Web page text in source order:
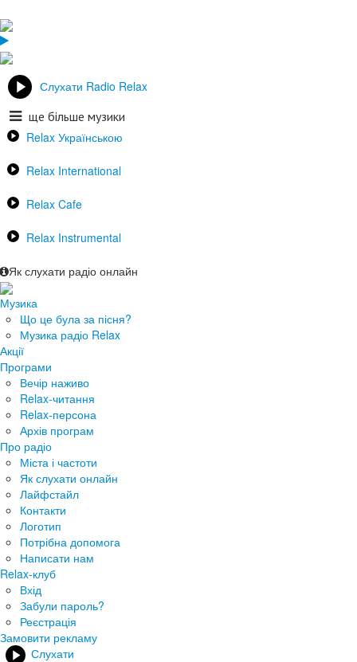
Слухати Radio Relax
ще більше музики
Relax Українською
Relax International
Relax Cafe
Relax Instrumental
Як слухати радіо онлайн
Музика
Що це була за пісня?
Музика радіо Relax
Акції
Програми
Вечір наживо
Relax-читання
Relax-персона
Архів програм
Про радіо
Міста і частоти
Як слухати онлайн
Лайфстайл
Контакти
Логотип
Потрібна допомога
Написати нам
Relax-клуб
Вхід
Забули пароль?
Реєстрація
Замовити рекламу
Слухати